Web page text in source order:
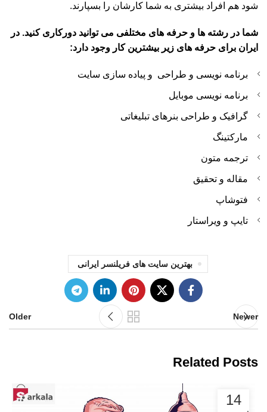
شود هم افراد بیشتری به شما کارشان را بسپارند.
شما در رشته ها و حرفه های مختلفی می توانید دورکاری کنید. در
ایران برای حرفه های زیر بیشترین کار وجود دارد:
برنامه نویسی و طراحی و پیاده سازی سایت
برنامه نویسی موبایل
گرافیک و طراحی بنرهای تبلیغاتی
مارکتینگ
ترجمه متون
مقاله و تحقیق
فتوشاپ
تایپ و ویراستار
بهترین سایت های فریلنسر ایرانی
Newer
Older
Related Posts
14